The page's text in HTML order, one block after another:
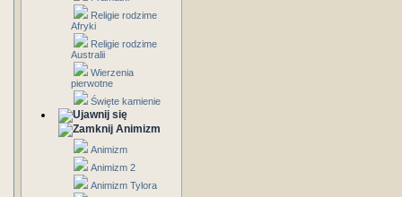
Religie rodzime
Afryki
Religie rodzime
Australii
Wierzenia
pierwotne
Święte kamienie
Animizm
Animizm
Animizm 2
Animizm Tylora